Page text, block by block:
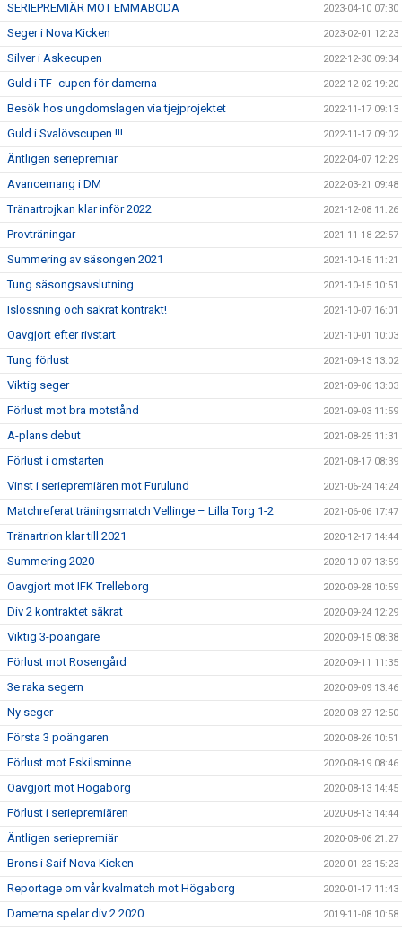
SERIEPREMIÄR MOT EMMABODA 2023-04-10 07:30
Seger i Nova Kicken 2023-02-01 12:23
Silver i Askecupen 2022-12-30 09:34
Guld i TF- cupen för damerna 2022-12-02 19:20
Besök hos ungdomslagen via tjejprojektet 2022-11-17 09:13
Guld i Svalövscupen !!! 2022-11-17 09:02
Äntligen seriepremiär 2022-04-07 12:29
Avancemang i DM 2022-03-21 09:48
Tränartrojkan klar inför 2022 2021-12-08 11:26
Provträningar 2021-11-18 22:57
Summering av säsongen 2021 2021-10-15 11:21
Tung säsongsavslutning 2021-10-15 10:51
Islossning och säkrat kontrakt! 2021-10-07 16:01
Oavgjort efter rivstart 2021-10-01 10:03
Tung förlust 2021-09-13 13:02
Viktig seger 2021-09-06 13:03
Förlust mot bra motstånd 2021-09-03 11:59
A-plans debut 2021-08-25 11:31
Förlust i omstarten 2021-08-17 08:39
Vinst i seriepremiären mot Furulund 2021-06-24 14:24
Matchreferat träningsmatch Vellinge – Lilla Torg 1-2 2021-06-06 17:47
Tränartrion klar till 2021 2020-12-17 14:44
Summering 2020 2020-10-07 13:59
Oavgjort mot IFK Trelleborg 2020-09-28 10:59
Div 2 kontraktet säkrat 2020-09-24 12:29
Viktig 3-poängare 2020-09-15 08:38
Förlust mot Rosengård 2020-09-11 11:35
3e raka segern 2020-09-09 13:46
Ny seger 2020-08-27 12:50
Första 3 poängaren 2020-08-26 10:51
Förlust mot Eskilsminne 2020-08-19 08:46
Oavgjort mot Högaborg 2020-08-13 14:45
Förlust i seriepremiären 2020-08-13 14:44
Äntligen seriepremiär 2020-08-06 21:27
Brons i Saif Nova Kicken 2020-01-23 15:23
Reportage om vår kvalmatch mot Högaborg 2020-01-17 11:43
Damerna spelar div 2 2020 2019-11-08 10:58